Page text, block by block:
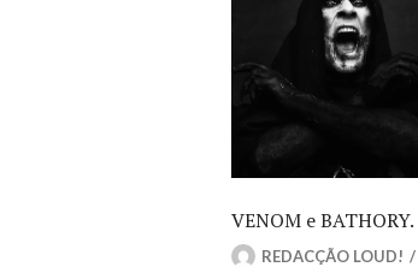
VENOM e BATHORY.
REDACÇÃO LOUD!